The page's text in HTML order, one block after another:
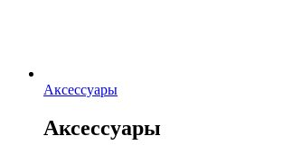
Аксессуары
Аксессуары